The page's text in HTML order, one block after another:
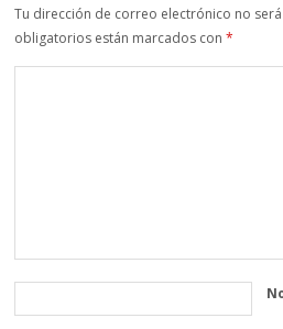
Tu dirección de correo electrónico no
obligatorios están marcados con*